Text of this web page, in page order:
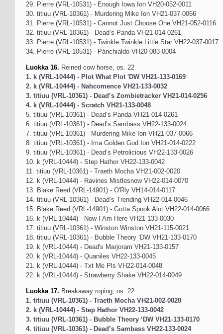
29. Pierre (VRL-10531) - Enough Iowa Ion VH20-052-0011
30. titiuu (VRL-10361) - Murdering Mike Ion VH21-037-0066
31. Pierre (VRL-10531) - Cannot Just Choose One VH21-052-0116
32. titiuu (VRL-10361) - Dead’s Panda VH21-014-0261
33. Pierre (VRL-10531) - Twinkle Twinkle Little Star VH22-037-0017
34. Pierre (VRL-10531) - Pánchialdo VH20-083-0004
Luokka 16. Reined cow horse, os. 22
1. k (VRL-10444) - Plot What Plot 'DW VH21-133-0169
2. k (VRL-10444) - Nahcomence VH21-133-0032
3. titiuu (VRL-10361) - Dead’s Zombietracker VH21-014-0256
4. k (VRL-10444) - Scratch VH21-133-0048
5. titiuu (VRL-10361) - Dead’s Panda VH21-014-0261
6. titiuu (VRL-10361) - Dead’s Sambass VH22-133-0024
7. titiuu (VRL-10361) - Murdering Mike Ion VH21-037-0066
8. titiuu (VRL-10361) - Ima Golden God Ion VH21-014-0222
9. titiuu (VRL-10361) - Dead’s Petrolicious VH22-133-0026
10. k (VRL-10444) - Step Hathor VH22-133-0042
11. titiuu (VRL-10361) - Traeth Mocha VH21-002-0020
12. k (VRL-10444) - Ravines Mistlesnow VH22-014-0070
13. Blake Reed (VRL-14901) - O'Rly VH14-014-0117
14. titiuu (VRL-10361) - Dead’s Trending VH22-014-0046
15. Blake Reed (VRL-14901) - Gotta Spook Alot VH22-014-0066
16. k (VRL-10444) - Now I Am Here VH21-133-0030
17. titiuu (VRL-10361) - Winston Winston VH21-115-0021
18. titiuu (VRL-10361) - Bubble Theory ‘DW VH21-133-0170
19. k (VRL-10444) - Dead's Marjoram VH21-133-0157
20. k (VRL-10444) - Quaniles VH22-133-0045
21. k (VRL-10444) - Txt Me Pls VH22-014-0048
22. k (VRL-10444) - Strawberry Shake VH22-014-0049
Luokka 17. Breakaway roping, os. 22
1. titiuu (VRL-10361) - Traeth Mocha VH21-002-0020
2. k (VRL-10444) - Step Hathor VH22-133-0042
3. titiuu (VRL-10361) - Bubble Theory ‘DW VH21-133-0170
4. titiuu (VRL-10361) - Dead’s Sambass VH22-133-0024